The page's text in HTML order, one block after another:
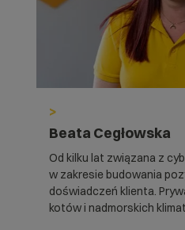
>
Beata Cegłowska
Od kilku lat związana z
w zakresie budowania
doświadczeń klienta.
kotów i nadmorskich